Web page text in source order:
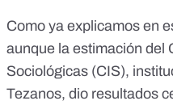
Como ya explicamos en
aunque la estimación del
Sociológicas (CIS),
Tezanos, dio resultados